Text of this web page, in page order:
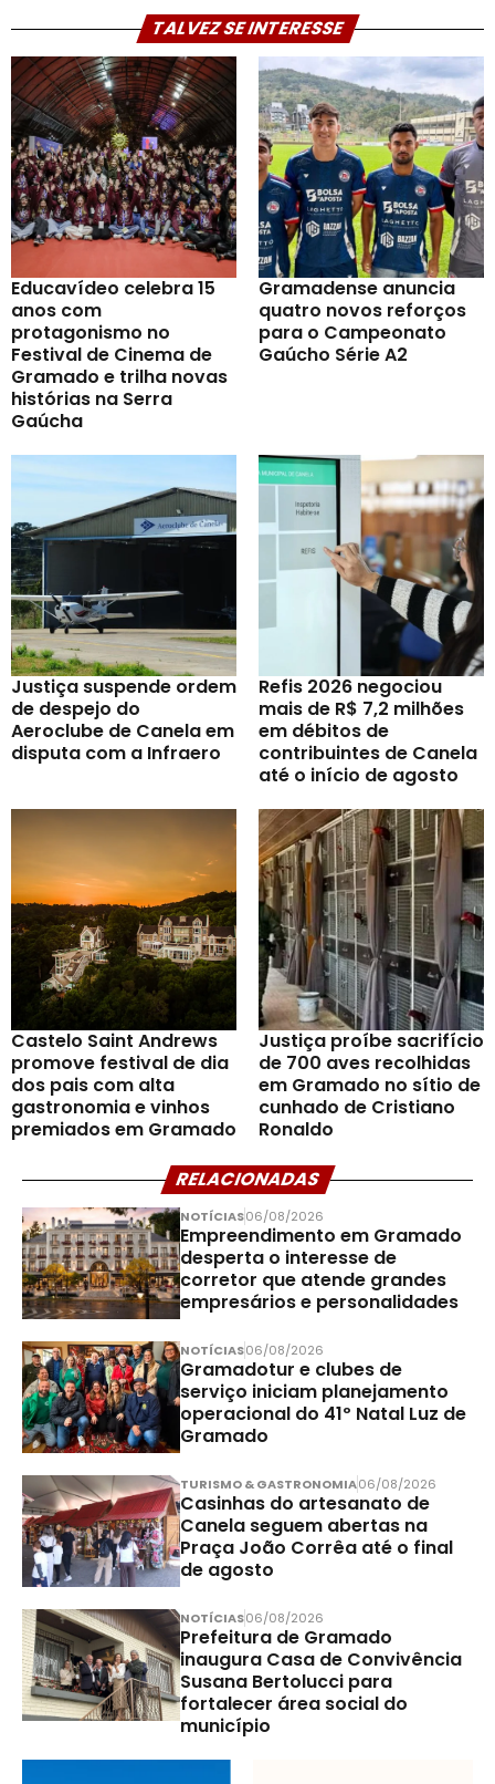
TALVEZ SE INTERESSE
Educavídeo celebra 15
anos com
protagonismo no
Festival de Cinema de
Gramado e trilha novas
histórias na Serra
Gaúcha
Gramadense anuncia
quatro novos reforços
para o Campeonato
Gaúcho Série A2
Justiça suspende ordem
de despejo do
Aeroclube de Canela em
disputa com a Infraero
Refis 2026 negociou
mais de R$ 7,2 milhões
em débitos de
contribuintes de Canela
até o início de agosto
Castelo Saint Andrews
promove festival de dia
dos pais com alta
gastronomia e vinhos
premiados em Gramado
Justiça proíbe sacrifício
de 700 aves recolhidas
em Gramado no sítio de
cunhado de Cristiano
Ronaldo
RELACIONADAS
NOTÍCIAS06/08/2026
Empreendimento em Gramado
desperta o interesse de
corretor que atende grandes
empresários e personalidades
NOTÍCIAS06/08/2026
Gramadotur e clubes de
serviço iniciam planejamento
operacional do 41º Natal Luz de
Gramado
TURISMO & GASTRONOMIA06/08/2026
Casinhas do artesanato de
Canela seguem abertas na
Praça João Corrêa até o final
de agosto
NOTÍCIAS06/08/2026
Prefeitura de Gramado
inaugura Casa de Convivência
Susana Bertolucci para
fortalecer área social do
município